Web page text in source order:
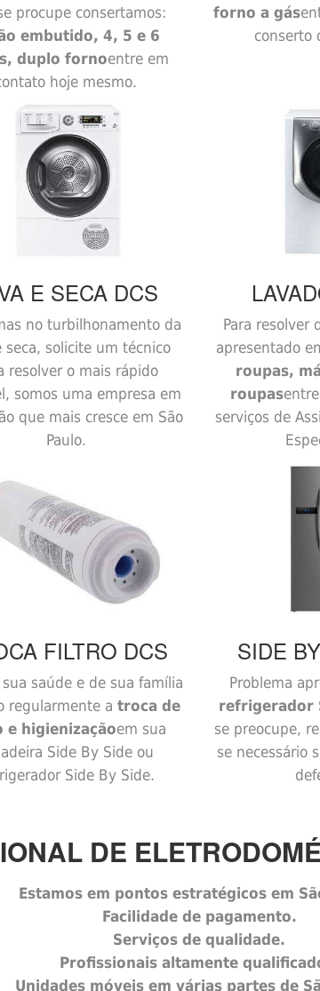
procupe consertamos:
embutido, 4, 5 e 6
duplo fornoentre em
hoje mesmo.
forno a gás
conserto
E SECA DCS
no turbilhonamento da
seca, solicite um técnico
resolver o mais rápido
somos uma empresa em
que mais cresce em São
Paulo.
Para resolver
apresentado
roupas,
roupas
serviços de
FILTRO DCS
sua saúde e de sua família
regularmente a troca de
e higienizaçãoem sua
Side By Side ou
Side By Side.
SIDE
Problema
refrigerador
se preocupe,
se necessário
DE
Estamos em pontos estratégicos em
Facilidade de pagamento.
Serviços de qualidade.
Profissionais altamente
Unidades móveis em várias partes de